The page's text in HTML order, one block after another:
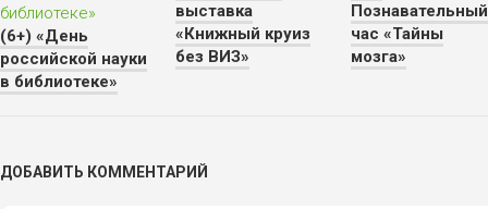
(6+) «День
российской науки
в библиотеке»
выставка
«Книжный круиз
без ВИЗ»
Познавательный
час «Тайны
мозга»
ДОБАВИТЬ КОММЕНТАРИЙ